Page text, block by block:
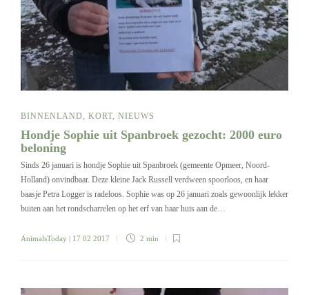
BINNENLAND KORT NIEUWS
Hondje Sophie uit Spanbroek gezocht: 2000 euro
beloning
Sinds 26 januari is hondje Sophie uit Spanbroek (gemeente Opmeer, Noord-
Holland) onvindbaar. Deze kleine Jack Russell verdween spoorloos, en haar
baasje Petra Logger is radeloos. Sophie was op 26 januari zoals gewoonlijk lekker
buiten aan het rondscharrelen op het erf van haar huis aan de…
AnimalsToday | 17 02 2017 2 min